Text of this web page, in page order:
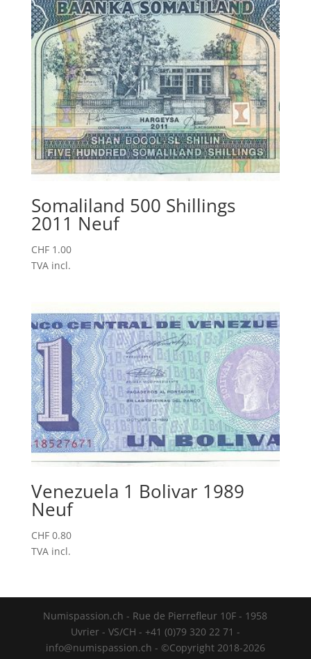
Somaliland 500 Shillings
2011 Neuf
CHF1.00
TVA incl.
Venezuela 1 Bolivar 1989
Neuf
CHF0.80
TVA incl.
Numispassion.ch - Rue de Pierrefleur 10F - 1958
Uvrier - VS/CH - +41 (0)79 320 22 71 -
info@numispassion.ch - ©Copyright 2018-2026